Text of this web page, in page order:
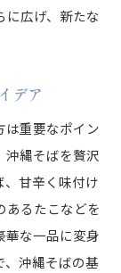
に広げ、新たな
デア
は重要なポイン
沖縄そばを贅沢
、甘辛く味付け
あるたこなどを
華な一品に変身
、沖縄そばの基